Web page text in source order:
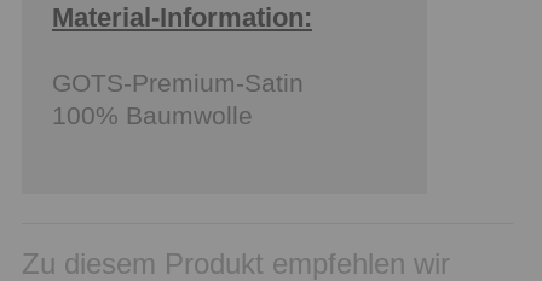
Material-Information:
GOTS-Premium-Satin
100% Baumwolle
Zu diesem Produkt empfehlen wir